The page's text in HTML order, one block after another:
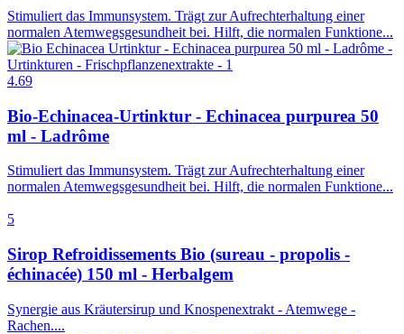
Stimuliert das Immunsystem. Trägt zur Aufrechterhaltung einer
normalen Atemwegsgesundheit bei. Hilft, die normalen Funktione...
4.69
Bio-Echinacea-Urtinktur - Echinacea purpurea 50
ml - Ladrôme
Stimuliert das Immunsystem. Trägt zur Aufrechterhaltung einer
normalen Atemwegsgesundheit bei. Hilft, die normalen Funktione...
5
Sirop Refroidissements Bio (sureau - propolis -
échinacée) 150 ml - Herbalgem
Synergie aus Kräutersirup und Knospenextrakt - Atemwege -
Rachen....